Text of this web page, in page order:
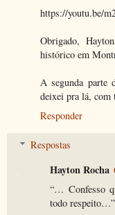
https://youtu.be/
Obrigado,
histórico em
A segunda parte
deixei pra lá, com
Responder
Respostas
Hayton Rocha
“… Confesso
todo